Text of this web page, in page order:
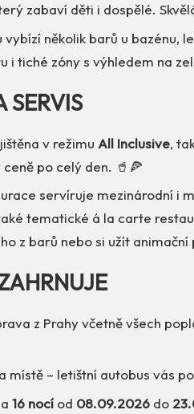
zabaví děti i dospělé.
vybízí několik barů u bazénu,
i tiché zóny s výhledem na
v režimu All Inclusive,
ceně po celý den. 🥤🍕
servíruje mezinárodní i
tematické á la carte
z barů nebo si užít
z Prahy včetně všech
místě – letištní autobus vás
16 nocíod 08.09.2026 do